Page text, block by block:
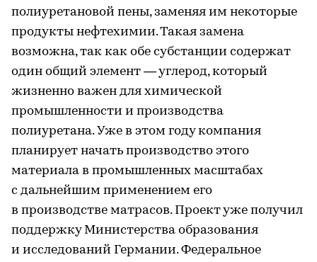
полиуретановой пены, заменяя им некоторые
продукты нефтехимии. Такая замена
возможна, так как обе субстанции содержат
один общий элемент — углерод, который
жизненно важен для химической
промышленности и производства
полиуретана. Уже в этом году компания
планирует начать производство этого
материала в промышленных масштабах
с дальнейшим применением его
в производстве матрасов. Проект уже получил
поддержку Министерства образования
и исследований Германии. Федеральное